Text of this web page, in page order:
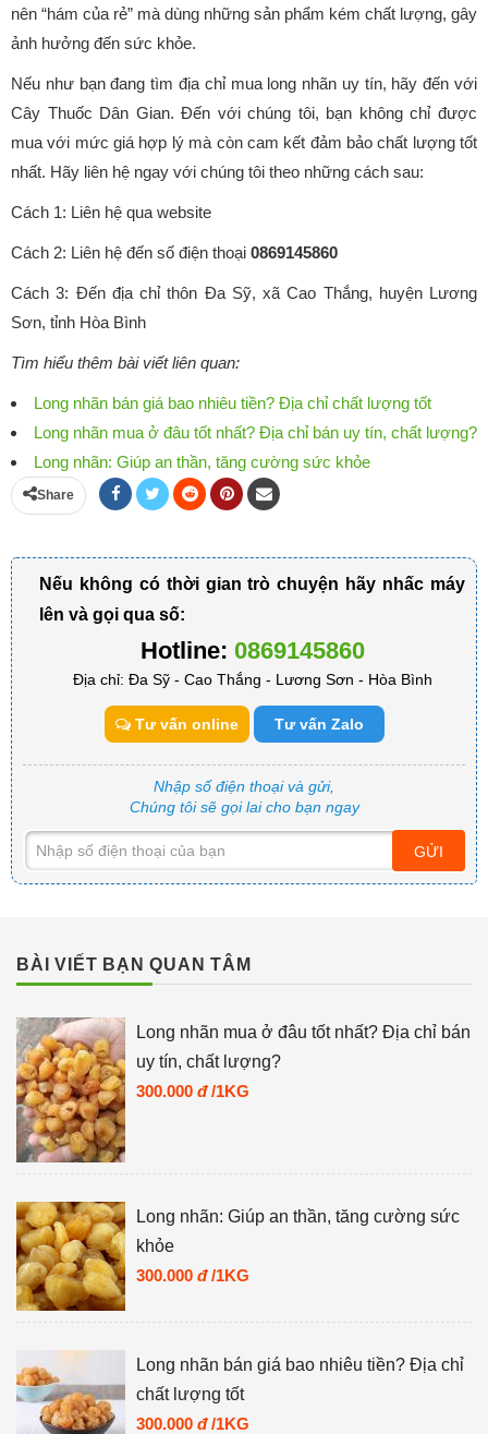
nên “hám của rẻ” mà dùng những sản phẩm kém chất lượng, gây
ảnh hưởng đến sức khỏe.
Nếu như bạn đang tìm địa chỉ mua long nhãn uy tín, hãy đến với
Cây Thuốc Dân Gian. Đến với chúng tôi, bạn không chỉ được
mua với mức giá hợp lý mà còn cam kết đảm bảo chất lượng tốt
nhất. Hãy liên hệ ngay với chúng tôi theo những cách sau:
Cách 1: Liên hệ qua website
Cách 2: Liên hệ đến số điện thoại 0869145860
Cách 3: Đến địa chỉ thôn Đa Sỹ, xã Cao Thắng, huyện Lương
Sơn, tỉnh Hòa Bình
Tìm hiểu thêm bài viết liên quan:
Long nhãn bán giá bao nhiêu tiền? Địa chỉ chất lượng tốt
Long nhãn mua ở đâu tốt nhất? Địa chỉ bán uy tín, chất lượng?
Long nhãn: Giúp an thần, tăng cường sức khỏe
Share
Nếu không có thời gian trò chuyện hãy nhấc máy
lên và gọi qua số:
Hotline: 0869145860
Địa chỉ: Đa Sỹ - Cao Thắng - Lương Sơn - Hòa Bình
Tư vấn online Tư vấn Zalo
Nhập số điện thoại và gửi,
Chúng tôi sẽ gọi lai cho bạn ngay
GỬI
BÀI VIẾT BẠN QUAN TÂM
Long nhãn mua ở đâu tốt nhất? Địa chỉ bán
uy tín, chất lượng?
300.000 đ /1KG
Long nhãn: Giúp an thần, tăng cường sức
khỏe
300.000 đ /1KG
Long nhãn bán giá bao nhiêu tiền? Địa chỉ
chất lượng tốt
300.000 đ /1KG